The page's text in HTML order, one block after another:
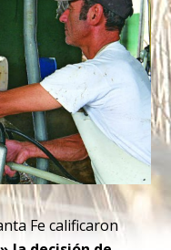
Fe calificaron